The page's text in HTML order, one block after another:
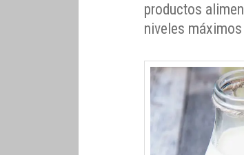
productos
niveles